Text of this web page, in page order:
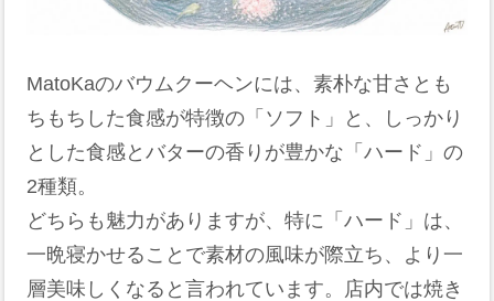
MatoKaのバウムクーヘンには、素朴な甘さとも
ちもちした食感が特徴の「ソフト」と、しっかり
とした食感とバターの香りが豊かな「ハード」の
2種類。
どちらも魅力がありますが、特に「ハード」は、
一晩寝かせることで素材の風味が際立ち、より一
層美味しくなると言われています。店内では焼き